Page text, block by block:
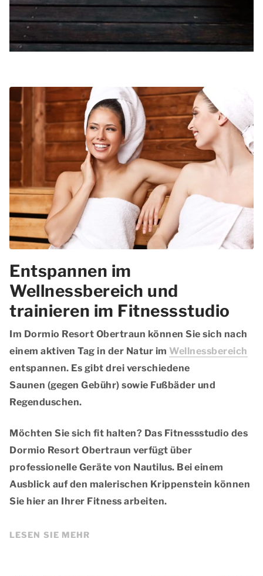
Entspannen im
Wellnessbereich und
trainieren im Fitnessstudio
Im Dormio Resort Obertraun können Sie sich nach
einem aktiven Tag in der Natur im Wellnessbereich
entspannen. Es gibt drei verschiedene
Saunen (gegen Gebühr) sowie Fußbäder und
Regenduschen.
Möchten Sie sich fit halten? Das Fitnessstudio des
Dormio Resort Obertraun verfügt über
professionelle Geräte von Nautilus. Bei einem
Ausblick auf den malerischen Krippenstein können
Sie hier an Ihrer Fitness arbeiten.
LESEN SIE MEHR